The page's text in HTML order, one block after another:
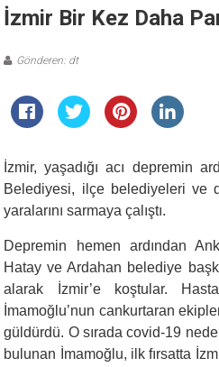
İzmir Bir Kez Daha
Gönderen: dt
İzmir, yaşadığı acı depremin
Belediyesi, ilçe belediyeleri ve
yaralarını sarmaya çalıştı.
Depremin hemen ardından
Hatay ve Ardahan belediye
alarak İzmir’e koştular.
İmamoğlu’nun cankurtaran
güldürdü. O sırada covid-19
bulunan İmamoğlu, ilk fırsatta